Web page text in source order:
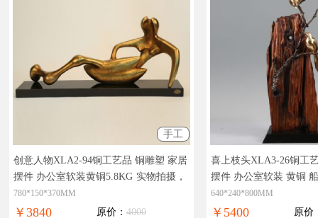
手工
创意人物XLA2-94铜工艺品 铜雕塑 家居
摆件 办公室软装黄铜5.8KG 实物拍摄，
精品艺术，在线支付，全国免邮
780*150*370MM
￥3840 原价： 4000
喜上枝头XLA3-26铜工
摆件 办公室软装 黄铜
拍摄，精品艺术，在线
640*240*800MM
￥5400 原价